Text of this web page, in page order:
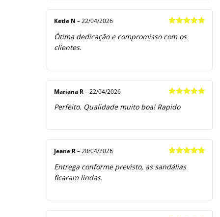
de 5
Ketle N – 22/04/2026
Ótima dedicação e compromisso com os
clientes.
de 5
Mariana R – 22/04/2026
Perfeito. Qualidade muito boa! Rapido
de 5
Jeane R – 20/04/2026
Entrega conforme previsto, as sandálias
ficaram lindas.